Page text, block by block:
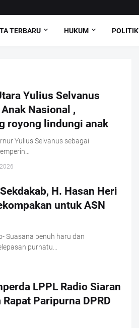
TERBARU HUKUM POLITIK
Yulius Selvanus
Nasional ,
royong lindungi anak
Yulius Selvanus sebagai
H. Hasan Heri
untuk ASN
Suasana penuh haru dan
purnatu…
LPPL Radio Siaran
Paripurna DPRD